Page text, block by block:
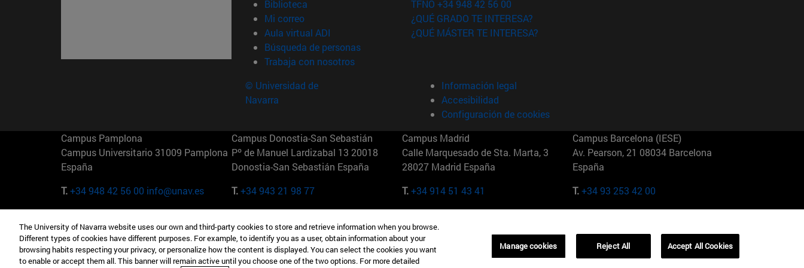
Biblioteca (abre en nueva ventana)
Mi correo(abre en nueva ventana)
Aula virtual ADI (abre en nueva ventana)
Búsqueda de personas(abre en nueva ventana)
Trabaja con nosotros(abre en nueva ventana)
TFNO +34 948 42 56 00
¿QUÉ GRADO TE INTERESA?
¿QUÉ MÁSTER TE INTERESA?
© Universidad de
Navarra
Información legal
Accesibilidad
Configuración de cookies
Campus Pamplona
Campus Universitario 31009 Pamplona
España
T.+34 948 42 56 00 info@unav.es
Campus Donostia-San Sebastián
Pº de Manuel Lardizabal 13 20018
Donostia-San Sebastián España
T.+34 943 21 98 77
Campus Madrid
Calle Marquesado de Sta. Marta, 3
28027 Madrid España
T.+34 914 51 43 41
Campus Barcelona (IESE)
Av. Pearson, 21 08034 Barcelona
España
T.+34 93 253 42 00
Camino del Cerro Águila 3 28023
Madrid España
165 W 57th St 10019-2201 Nueva York
EE.UU
Maria-Theresia-Straße 15 81675
Múnich Alemania
01321001 Bela Vista Brasil
The University of Navarra website uses our own and third-party cookies to store and retrieve information when you browse.
Different types of cookies have different purposes. For example, to identify you as a user, obtain information about your
browsing habits respecting your privacy, or personalize how the content is displayed. You can select the cookies you want
to enable or accept them all. This banner will remain active until you choose one of the two options. For more detailed
Manage cookies Reject All Accept All Cookies